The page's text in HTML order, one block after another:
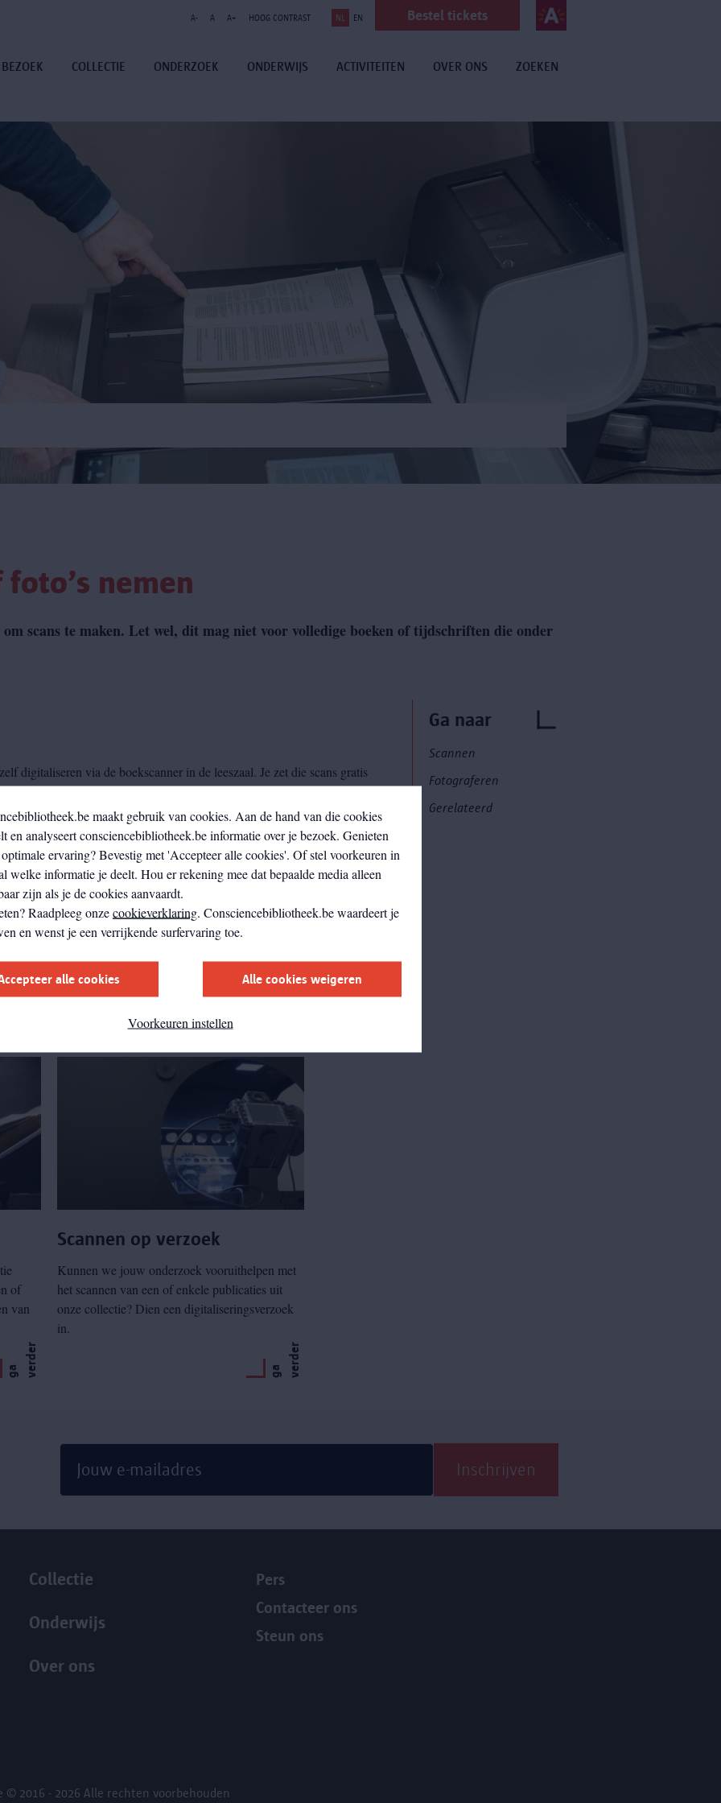
maakt gebruik van cookies. Aan de hand van die cookies
en analyseert consciencebibliotheek.be informatie over je bezoek. Genieten
ervaring? Bevestig met 'Accepteer alle cookies'. Of stel voorkeuren in
welke informatie je deelt. Hou er rekening mee dat bepaalde media alleen
zijn als je de cookies aanvaardt.
Raadpleeg onzecookieverklaring. Consciencebibliotheek.be waardeert je
en wenst je een verrijkende surfervaring toe.
alle cookies Alle cookies weigeren
Voorkeuren instellen
A- A A+ HOOG CONTRAST NL EN Bestel tickets
BEZOEK COLLECTIE ONDERZOEK ONDERWIJS ACTIVITEITEN OVER ONS ZOEKEN
nemen
scans te maken. Let wel, dit mag niet voor volledige boeken of tijdschriften die onder
digitaliseren via de boekscanner in de leeszaal. Je zet die scans gratis
mogen niet gescand worden.
worden. Je brengt hiervoor zelf een toestel mee. Als je de foto’s
toelating aanvragen aanhet digitaal ateliervan de Erfgoedbibliotheek.
Ga naar
Scannen
Fotograferen
Gerelateerd
of
van
g
a
v
e
r
d
e r
Scannen op verzoek
Kunnen we jouw onderzoek vooruithelpen met
het scannen van een of enkele publicaties uit
onze collectie? Dien een digitaliseringsverzoek
in.
g
a
v
e
r
d
e r
Collectie
Onderwijs
Over ons
Pers
Contacteer ons
Steun ons
© 2016 - 2026 Alle rechten voorbehouden